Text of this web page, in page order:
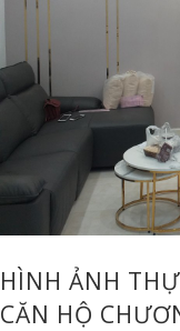
HÌNH ẢNH
CĂN HỘ